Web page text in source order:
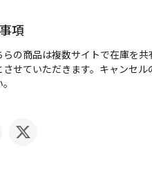
項
の商品は複数サイトで在庫を
させていただきます。キャンセ